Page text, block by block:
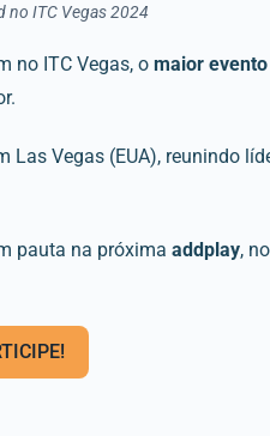
no ITC Vegas 2024
no ITC Vegas, o maior
Las Vegas (EUA), reunindo
pauta na próxima addplay,